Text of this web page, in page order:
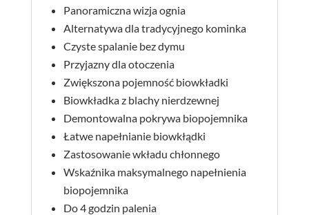
Panoramiczna wizja ognia
Alternatywa dla tradycyjnego kominka
Czyste spalanie bez dymu
Przyjazny dla otoczenia
Zwiększona pojemność biowkładki
Biowkładka z blachy nierdzewnej
Demontowalna pokrywa biopojemnika
Łatwe napełnianie biowkłądki
Zastosowanie wkładu chłonnego
Wskaźnika maksymalnego napełnienia
biopojemnika
Do 4 godzin palenia